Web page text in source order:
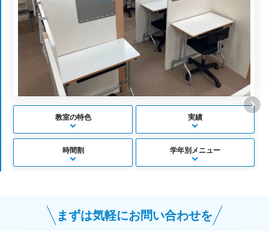
教室の特色 実績
時間割 学年別メニュー
まずは気軽にお問い合わせを